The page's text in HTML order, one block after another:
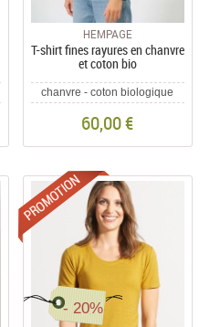
HEMPAGE
T-shirt fines rayures en chanvre
et coton bio
chanvre - coton biologique
60,00 €
Promotions
- 20%